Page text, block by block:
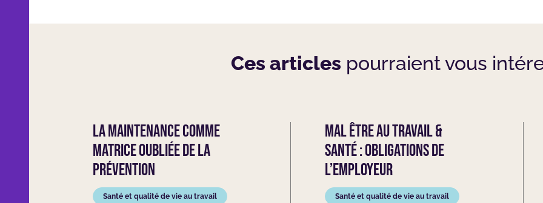
Ces articles pourraient vous
La maintenance comme
matrice oubliée de la
prévention
Santé et qualité de vie au travail
Mal être au travail &
santé : obligations de
l’employeur
Santé et qualité de vie au travail